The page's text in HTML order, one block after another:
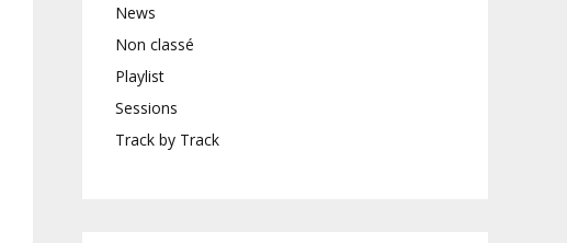
News
Non classé
Playlist
Sessions
Track by Track